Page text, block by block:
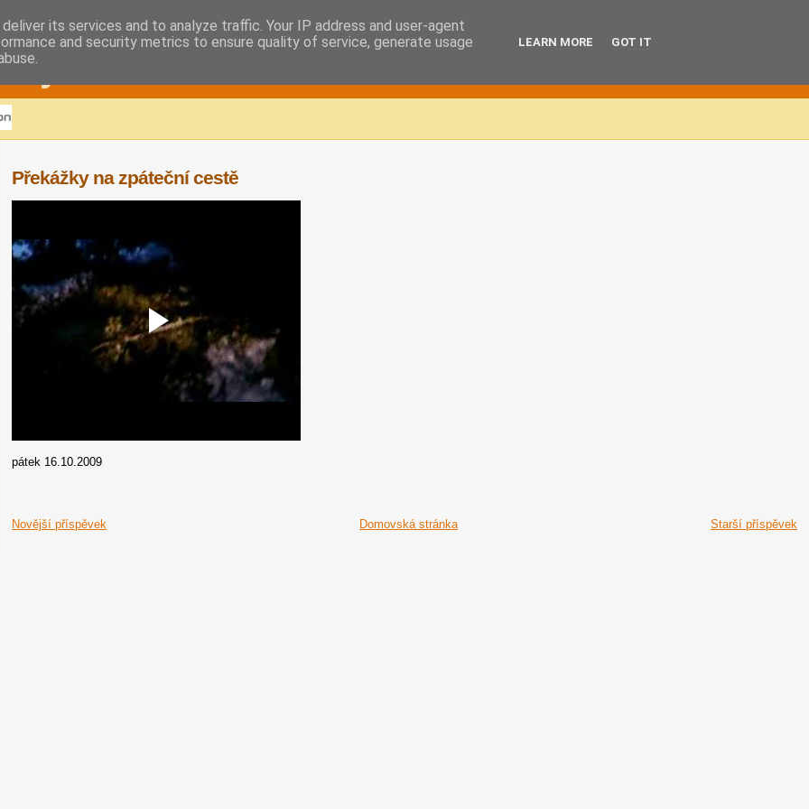
Překážky na zpáteční cestě
pátek 16.10.2009
Novější příspěvek Starší příspěvek
Domovská stránka
its services and to analyze traffic. Your IP address and user-agent
and security metrics to ensure quality of service, generate usage
LEARN MORE GOT IT